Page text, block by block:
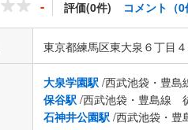
- 評価(0件) コメント（0
東京都練馬区東大泉６丁目
大泉学園駅 /西武池袋・豊
保谷駅 /西武池袋・豊島線
石神井公園駅 /西武池袋・